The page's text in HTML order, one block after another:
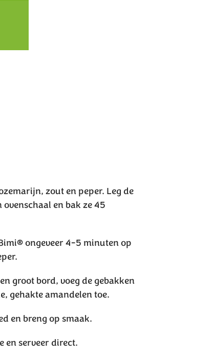
zout en peper. Leg de
en bak ze 45
ongeveer 4-5 minuten op
groot bord, voeg de gebakken
gehakte amandelen toe.
en breng op smaak.
en serveer direct.